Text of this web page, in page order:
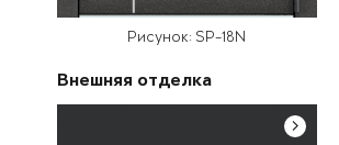
Рисунок: SP-18N
Внешняя отделка